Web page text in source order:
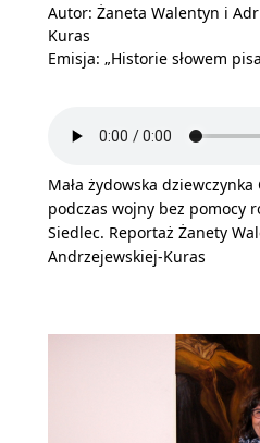
Autor: Żaneta Walentyn i
Kuras
Emisja: „Historie słowem
Mała żydowska
podczas wojny bez pomocy
Siedlec. Reportaż Żanety
Andrzejewskiej-Kuras